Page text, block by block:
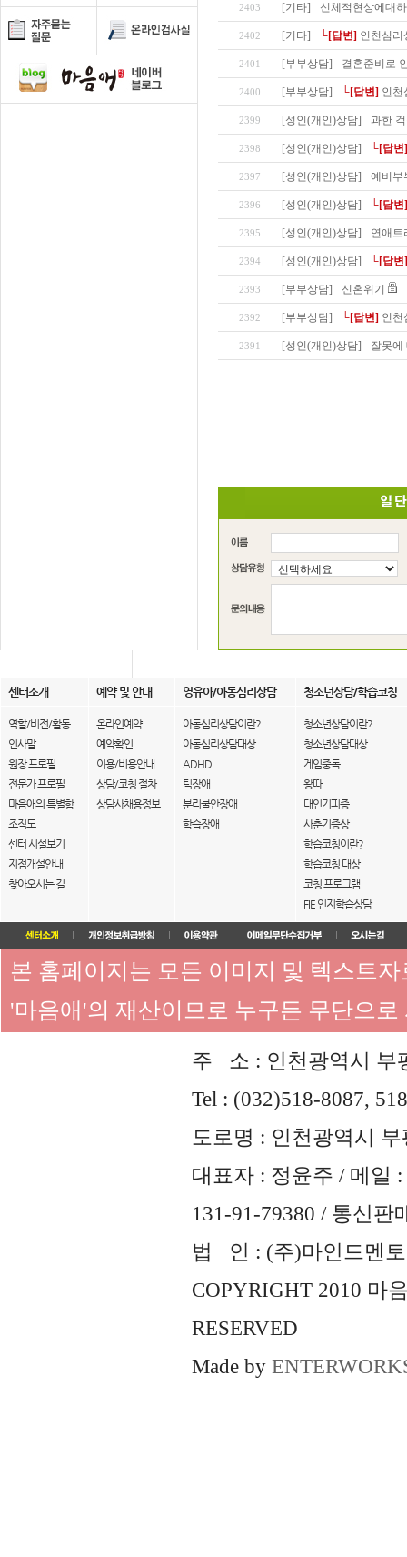
2403 [기타] 신체적현상에대
2402 [기타] └[답변] 인천심리
2401 [부부상담] 결혼준비로
2400 [부부상담] └[답변] 인천
2399 [성인(개인)상담] 과한
2398 [성인(개인)상담] └[답변]
2397 [성인(개인)상담] 예비부
2396 [성인(개인)상담] └[답변]
2395 [성인(개인)상담] 연애트
2394 [성인(개인)상담] └[답변]
2393 [부부상담] 신혼위기
2392 [부부상담] └[답변] 인천
2391 [성인(개인)상담] 잘못에
센터소개 예약 및 안내 영유아/아동심리상담 청소년상담/학습코칭
역할/비전/활동
인사말
원장 프로필
전문가 프로필
마음애의 특별함
조직도
센터 시설보기
지점개설안내
찾아오시는 길
온라인예약
예약확인
이용/비용안내
상담/코칭 절차
상담사채용정보
아동심리상담이란?
아동심리상담대상
ADHD
틱장애
분리불안장애
학습장애
청소년상담이란?
청소년상담대상
게임중독
왕따
대인기피증
사춘기증상
학습코칭이란?
학습코칭 대상
코칭 프로그램
FIE 인지학습상담
본 홈페이지는 모든 이미지 및 텍스트
'마음애'의 재산이므로 누구든 무단으
주 소 : 인천광역시 부
Tel : (032)518-8087,
도로명 : 인천광역시
대표자 : 정윤주 / 메일 :
131-91-79380 / 통신판
법 인 : (주)마인드멘토
COPYRIGHT 2010 마
RESERVED
Made by